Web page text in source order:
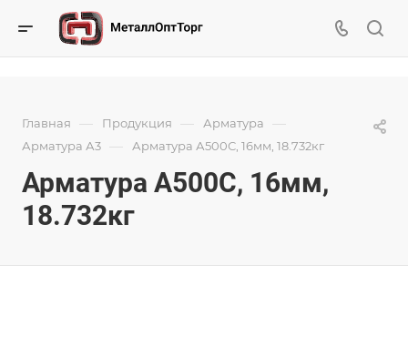
Главная — Продукция — Арматура —
Арматура А3 — Арматура А500С, 16мм, 18.732кг
Арматура А500С, 16мм,
18.732кг